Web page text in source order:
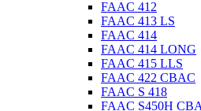
FAAC 412
FAAC 413 LS
FAAC 414
FAAC 414 LONG
FAAC 415 LLS
FAAC 422 CBAC
FAAC S 418
FAAC S450H